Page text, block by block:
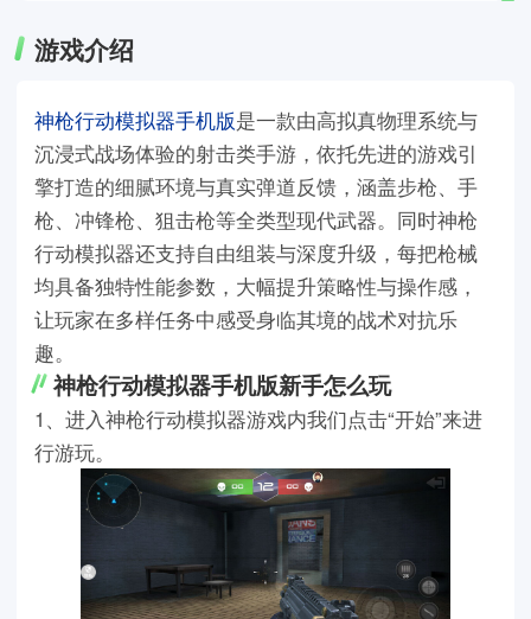
游戏介绍
神枪行动模拟器手机版是一款由高拟真物理系统与
沉浸式战场体验的射击类手游，依托先进的游戏引
擎打造的细腻环境与真实弹道反馈，涵盖步枪、手
枪、冲锋枪、狙击枪等全类型现代武器。同时神枪
行动模拟器还支持自由组装与深度升级，每把枪械
均具备独特性能参数，大幅提升策略性与操作感，
让玩家在多样任务中感受身临其境的战术对抗乐
趣。
神枪行动模拟器手机版新手怎么玩
1、进入神枪行动模拟器游戏内我们点击“开始”来进
行游玩。